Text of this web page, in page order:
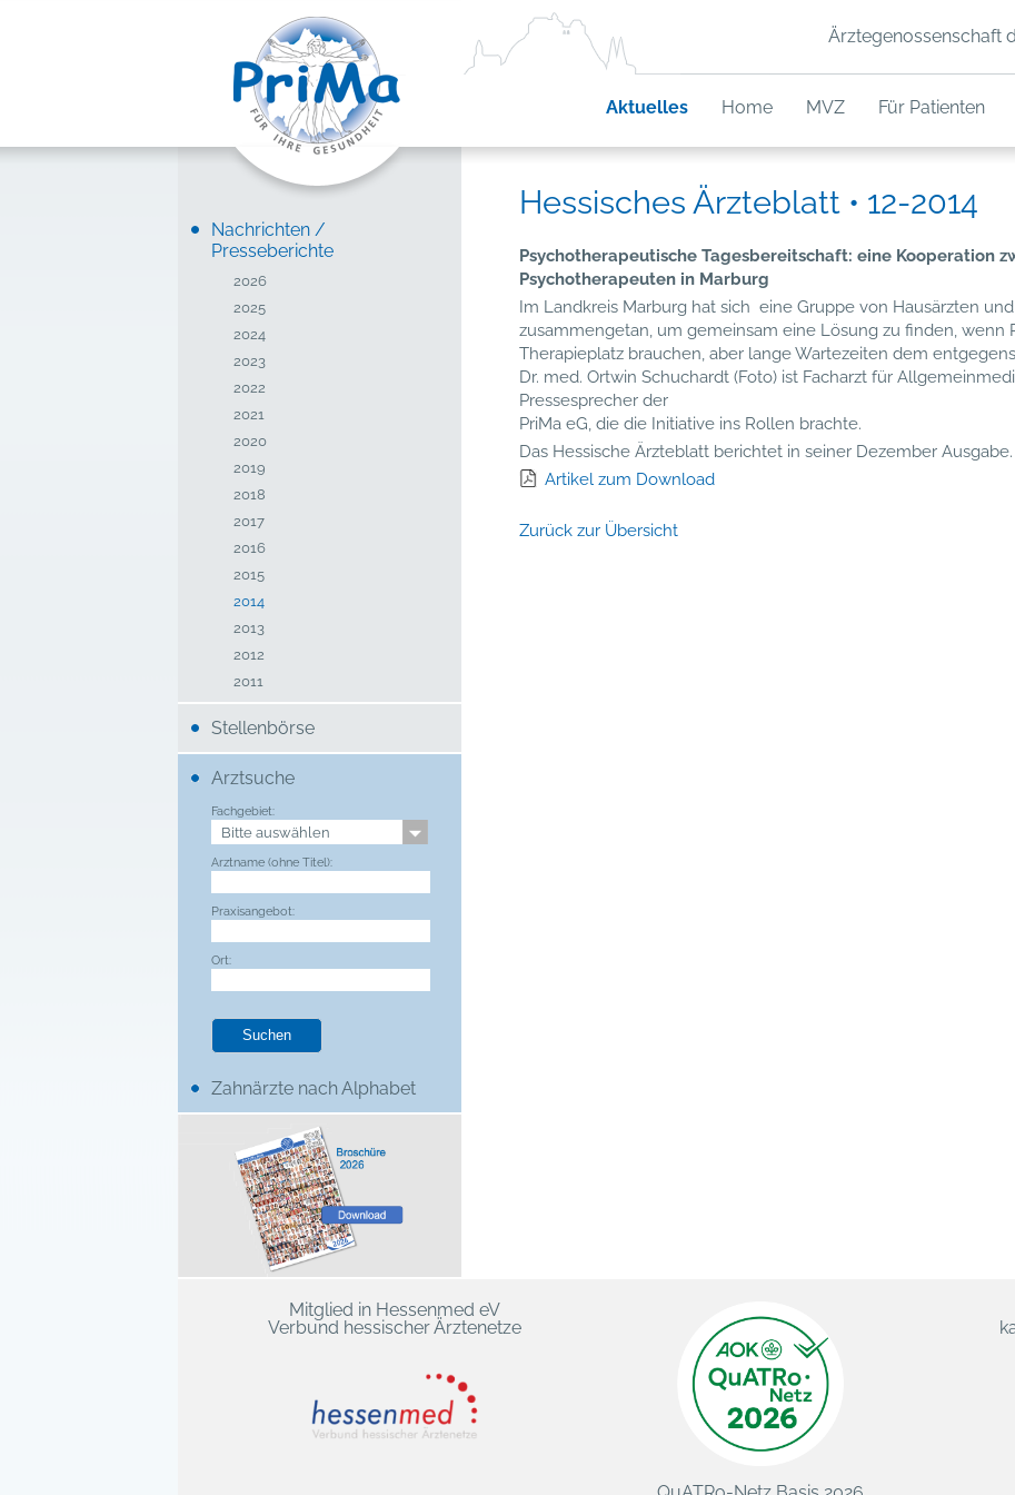
Ärztegenossenschaft
Aktuelles Home MVZ Für Patienten
Nachrichten /
Presseberichte
2026
2025
2024
2023
2022
2021
2020
2019
2018
2017
2016
2015
2014
2013
2012
2011
Stellenbörse
Arztsuche
Fachgebiet:
Arztname (ohne Titel):
Praxisangebot:
Ort:
Zahnärzte nach Alphabet
Hessisches Ärzteblatt • 12-2014
Psychotherapeutische Tagesbereitschaft: eine Kooperation
Psychotherapeuten in Marburg
Im Landkreis Marburg hat sich eine Gruppe von Hausärzten
zusammengetan, um gemeinsam eine Lösung zu finden, wenn
Therapieplatz brauchen, aber lange Wartezeiten dem
Dr. med. Ortwin Schuchardt (Foto) ist Facharzt für
Pressesprecher der
PriMa eG, die die Initiative ins Rollen brachte.
Das Hessische Ärzteblatt berichtet in seiner Dezember Ausgabe.
Artikel zum Download
Zurück zur Übersicht
Mitglied in Hessenmed eV
Verbund hessischer Ärztenetze